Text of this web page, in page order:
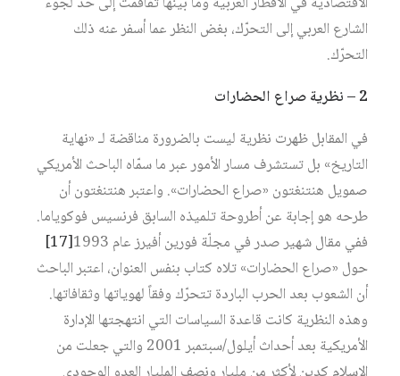
الشارع العربي إلى التحرّك، بغض النظر عما أسفر عنه ذلك
التحرّك.
2 – نظرية صراع الحضارات
في المقابل ظهرت نظرية ليست بالضرورة مناقضة لـ «نهاية
التاريخ» بل تستشرف مسار الأمور عبر ما سمّاه الباحث الأمريكي
صمويل هنتنغتون «صراع الحضارات». واعتبر هنتنغتون أن
طرحه هو إجابة عن أطروحة تلميذه السابق فرنسيس فوكوياما.
ففي مقال شهير صدر في مجلّة فورين أفيرز عام 1993‏
[17]
حول «صراع الحضارات» تلاه كتاب بنفس العنوان، اعتبر الباحث
أن الشعوب بعد الحرب الباردة تتحرّك وفقاً لهوياتها وثقافاتها.
وهذه النظرية كانت قاعدة السياسات التي انتهجتها الإدارة
الأمريكية بعد أحداث أيلول/سبتمبر 2001 والتي جعلت من